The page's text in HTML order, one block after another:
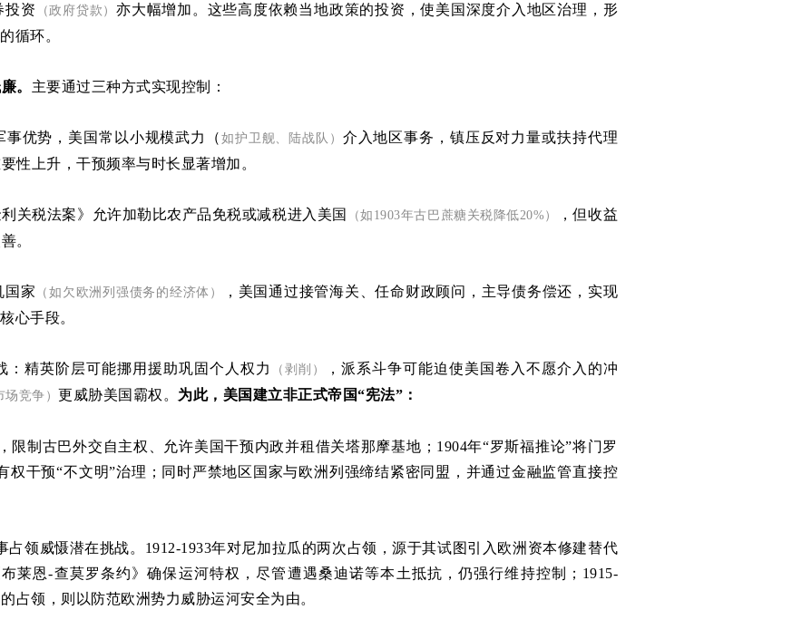
投资 （政府贷款）亦大幅增加。这些高度依赖当地政策的投资，使美国深度介入地区治理，形
循环。
。 主要通过三种方式实现控制：
优势，美国常以小规模武力（ 如护卫舰、陆战队） 介入地区事务，镇压反对力量或扶持代理
性上升，干预频率与时长显著增加。
关税法案》允许加勒比农产品免税或减税进入美国 （如1903年古巴蔗糖关税降低20%）
，但收益
。
国家 （如欠欧洲列强债务的经济体）
，美国通过接管海关、任命财政顾问，主导债务偿还，实现
心手段。
精英阶层可能挪用援助巩固个人权力 （剥削）
，派系斗争可能迫使美国卷入不愿介入的冲
场竞争） 更威胁美国霸权。 为此，美国建立非正式帝国“宪法”：
限制古巴外交自主权、允许美国干预内政并租借关塔那摩基地；1904年“罗斯福推论”将门罗
权干预“不文明”治理；同时严禁地区国家与欧洲列强缔结紧密同盟，并通过金融监管直接控
占领威慑潜在挑战。1912-1933年对尼加拉瓜的两次占领，源于其试图引入欧洲资本修建替代
莱恩-查莫罗条约》确保运河特权，尽管遭遇桑迪诺等本土抵抗，仍强行维持控制；1915-
占领，则以防范欧洲势力威胁运河安全为由。